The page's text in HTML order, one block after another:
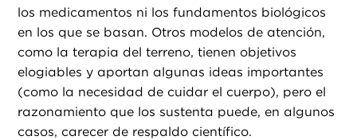
los medicamentos ni los fundamentos biológicos
en los que se basan. Otros modelos de atención,
como la terapia del terreno, tienen objetivos
elogiables y aportan algunas ideas importantes
(como la necesidad de cuidar el cuerpo), pero el
razonamiento que los sustenta puede, en algunos
casos, carecer de respaldo científico.